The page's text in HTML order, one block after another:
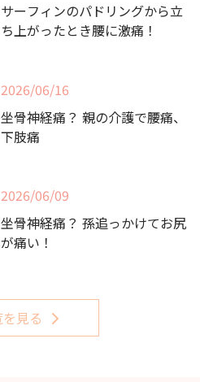
サーフィンのパドリングから立
ち上がったとき腰に激痛！
2026/06/16
坐骨神経痛？ 親の介護で腰痛、
下肢痛
2026/06/09
坐骨神経痛？ 孫追っかけてお尻
が痛い！
見る